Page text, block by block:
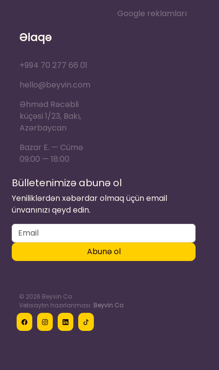
Google reklamları
Əlaqə
+994 70 277 66 01
hello@beyvin.com
Əhməd Rəcəbli
küçəsi 1/23, Bakı,
Azərbaycan
Bazar E. — Cümə
09:00 — 18:00
Bülletenimizə abunə ol
Yeniliklərdən xəbərdar olmaq üçün email
ünvanınızı qeyd edin.
Abunə ol
© 2026 Beyvin Co
Vebsaytın hazırlanması: Beyvin Co